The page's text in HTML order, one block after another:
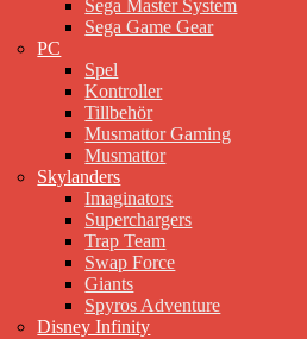
Sega Master System
Sega Game Gear
PC
Spel
Kontroller
Tillbehör
Musmattor Gaming
Musmattor
Skylanders
Imaginators
Superchargers
Trap Team
Swap Force
Giants
Spyros Adventure
Disney Infinity